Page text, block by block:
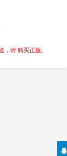
请 购买正版。